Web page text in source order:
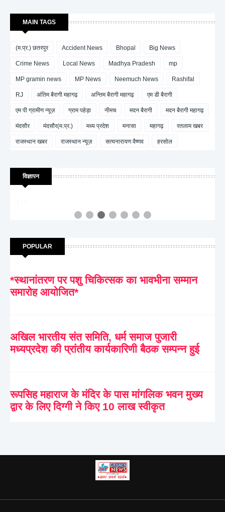
MAIN TAGS
(म.प्र.) छतरपुर Accident News Bhopal Big News
Crime News Local News Madhya Pradesh mp
MP gramin news MP News Neemuch News Rashifal
RJ अंतिम बैरागी महागढ़ अन्तिम बैरागी महागढ़ एम डी बैरागी
एम पी ग्रामीण न्यूज़ ग्राम पहेड़ा नीमच मदन बैरागी मदन बैरागी महागढ़
मंदसौर मंदसौर(म.प्र.) मध्य प्रदेश मनासा महागढ़ रतलाम खबर
राजस्थान खबर राजस्थान न्यूज़ सत्यनारायण वैष्णव हरसोल
विज्ञापन
POPULAR
*स्थानांतरण पर पशु चिकित्सक का भावभीना सम्मान
समारोह आयोजित*
अखिल भारतीय संत समिति, धर्म समाज पुजारी
मध्यप्रदेश की प्रांतीय कार्यकारिणी बैठक सम्पन्न हुई
रूपसिह महाराज के मंदिर के पास मांगलिक भवन मुख्य
द्वार के लिए दिग्गी ने किए 10 लाख स्वीकृत